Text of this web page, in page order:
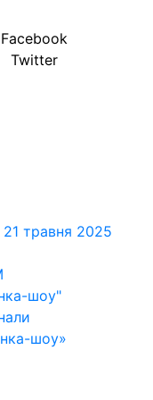
Facebook
Twitter
21 травня 2025
шоу"
шоу»